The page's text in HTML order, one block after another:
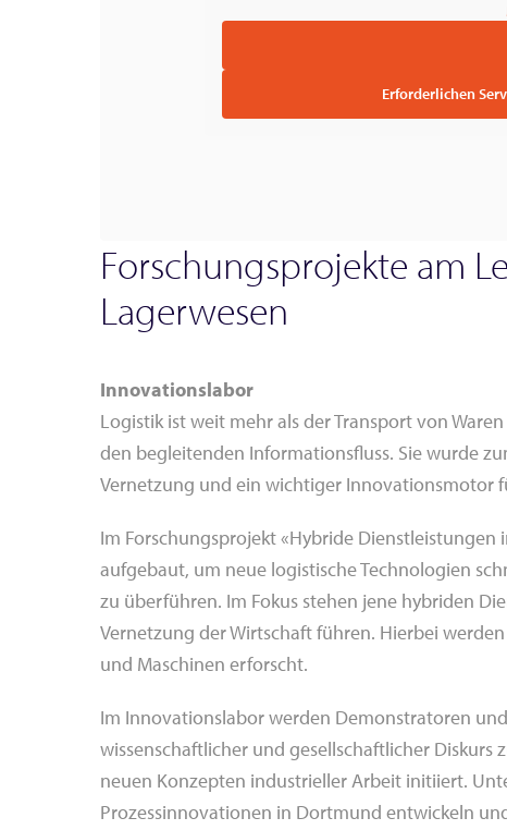
Erforderlichen
Forschungsprojekte am
Lagerwesen
Innovationslabor
Logistik ist weit mehr als der Transport von
den begleitenden Informationsfluss. Sie wurde
Vernetzung und ein wichtiger Innovationsmotor
Im Forschungsprojekt «Hybride
aufgebaut, um neue logistische Technologien
zu überführen. Im Fokus stehen jene hybriden
Vernetzung der Wirtschaft führen. Hierbei
und Maschinen erforscht.
Im Innovationslabor werden Demonstratoren
wissenschaftlicher und gesellschaftlicher
neuen Konzepten industrieller Arbeit initiiert.
Prozessinnovationen in Dortmund entwickeln